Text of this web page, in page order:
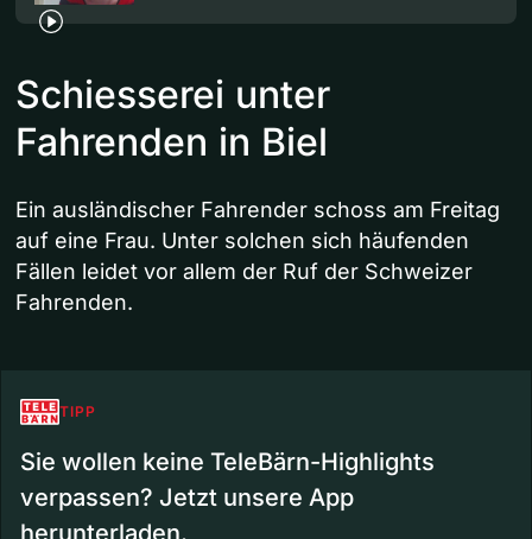
Schiesserei unter
Fahrenden in Biel
Ein ausländischer Fahrender schoss am Freitag
auf eine Frau. Unter solchen sich häufenden
Fällen leidet vor allem der Ruf der Schweizer
Fahrenden.
TIPP
Sie wollen keine TeleBärn-Highlights
verpassen? Jetzt unsere App
herunterladen.